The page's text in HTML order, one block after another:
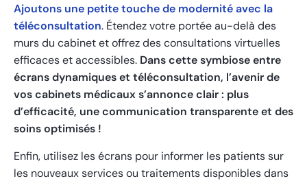
Ajoutons une petite touche de modernité avec la
téléconsultation. Étendez votre portée au-delà des
murs du cabinet et offrez des consultations virtuelles
efficaces et accessibles. Dans cette symbiose entre
écrans dynamiques et téléconsultation, l’avenir de
vos cabinets médicaux s’annonce clair : plus
d’efficacité, une communication transparente et des
soins optimisés !
Enfin, utilisez les écrans pour informer les patients sur
les nouveaux services ou traitements disponibles dans